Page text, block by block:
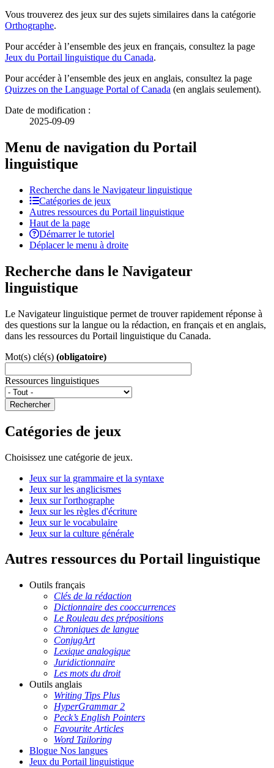
Vous trouverez des jeux sur des sujets similaires dans la catégorie
Orthographe.
Pour accéder à l’ensemble des jeux en français, consultez la page
Jeux du Portail linguistique du Canada.
Pour accéder à l’ensemble des jeux en anglais, consultez la page
Quizzes on the Language Portal of Canada (en anglais seulement).
Date de modification :
2025-09-09
Menu de navigation du Portail
linguistique
Recherche dans le Navigateur linguistique
Catégories de jeux
Autres ressources du Portail linguistique
Haut de la page
Démarrer le tutoriel
Déplacer le menu à droite
Recherche dans le Navigateur
linguistique
Le Navigateur linguistique permet de trouver rapidement réponse à
des questions sur la langue ou la rédaction, en français et en anglais,
dans les ressources du Portail linguistique du Canada.
Mot(s) clé(s) (obligatoire)
Ressources linguistiques
Rechercher
Catégories de jeux
Choisissez une catégorie de jeux.
Jeux sur la grammaire et la syntaxe
Jeux sur les anglicismes
Jeux sur l'orthographe
Jeux sur les règles d'écriture
Jeux sur le vocabulaire
Jeux sur la culture générale
Autres ressources du Portail linguistique
Outils français
Clés de la rédaction
Dictionnaire des cooccurrences
Le Rouleau des prépositions
Chroniques de langue
ConjugArt
Lexique analogique
Juridictionnaire
Les mots du droit
Outils anglais
Writing Tips Plus
HyperGrammar 2
Peck’s English Pointers
Favourite Articles
Word Tailoring
Blogue Nos langues
Jeux du Portail linguistique